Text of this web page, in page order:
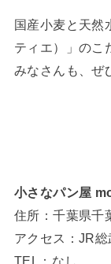
国産小麦と天然
ティエ）」のこ
みなさんも、ぜ
小さなパン屋
住所：千葉県千
アクセス：JR
TEL：なし